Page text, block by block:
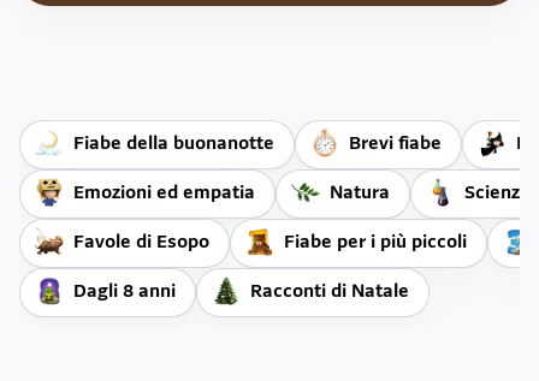
Fiabe della buonanotte Brevi fiabe
Emozioni ed empatia Natura Scienza
Favole di Esopo Fiabe per i più piccoli
Dagli 8 anni Racconti di Natale